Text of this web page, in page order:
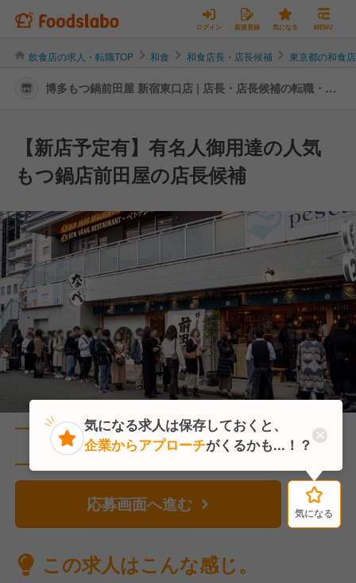
ログイン 新規登録 気になる MENU
飲食店の求人・転職TOP 和食 和食店長・店長候補 東京都の和食
博多もつ鍋前田屋 新宿東口店 | 店長・店長候補の転職・求
【新店予定有】有名人御用達の人気
もつ鍋店前田屋の店長候補
直近3人がこの求人を検討中
応募画面へ進む 気になる
この求人はこんな感じ。
気になる
気になる求人は保存しておくと、
企業からアプローチがくるかも...！？